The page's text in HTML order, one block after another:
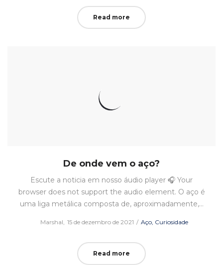
Read more
De onde vem o aço?
Escute a noticia em nosso áudio player 🎧 Your
browser does not support the audio element. O aço é
uma liga metálica composta de, aproximadamente,…
Marshal Posted
15 de dezembro de 2021
Posted
Aço Curiosidade
Read more